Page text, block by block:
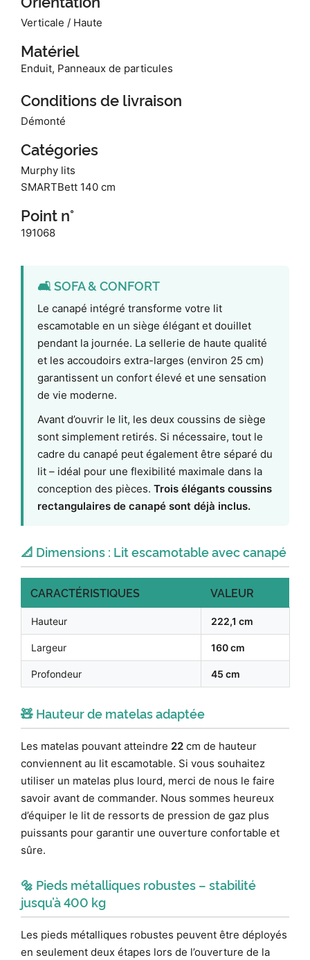
Verticale / Haute
Matériel
Enduit, Panneaux de particules
Conditions de livraison
Démonté
Catégories
Murphy lits
SMARTBett 140 cm
Point n°
191068
🛋️ SOFA & CONFORT
Le canapé intégré transforme votre lit
escamotable en un siège élégant et douillet
pendant la journée. La sellerie de haute qualité
et les accoudoirs extra-larges (environ 25 cm)
garantissent un confort élevé et une sensation
de vie moderne.
Avant d’ouvrir le lit, les deux coussins de siège
sont simplement retirés. Si nécessaire, tout le
cadre du canapé peut également être séparé du
lit – idéal pour une flexibilité maximale dans la
conception des pièces. Trois élégants coussins
rectangulaires de canapé sont déjà inclus.
📐 Dimensions : Lit escamotable avec canapé
CARACTÉRISTIQUES VALEUR
Hauteur 222,1 cm
Largeur 160 cm
Profondeur 45 cm
🧸 Hauteur de matelas adaptée
Les matelas pouvant atteindre 22 cm de hauteur
conviennent au lit escamotable. Si vous souhaitez
utiliser un matelas plus lourd, merci de nous le faire
savoir avant de commander. Nous sommes heureux
d’équiper le lit de ressorts de pression de gaz plus
puissants pour garantir une ouverture confortable et
sûre.
🔩 Pieds métalliques robustes – stabilité
jusqu’à 400 kg
Les pieds métalliques robustes peuvent être déployés
en seulement deux étapes lors de l’ouverture de la